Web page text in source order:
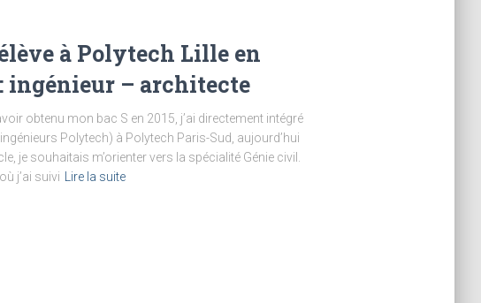
à Polytech Lille en
ingénieur – architecte
obtenu mon bac S en 2015, j’ai directement intégré
Polytech) à Polytech Paris-Sud, aujourd’hui
je souhaitais m’orienter vers la spécialité Génie civil.
j’ai suivi
Lire la suite